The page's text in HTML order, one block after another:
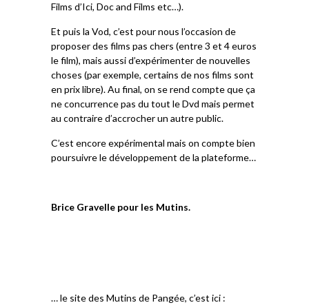
Films d’Ici, Doc and Films etc…).
Et puis la Vod, c’est pour nous l’occasion de
proposer des films pas chers (entre 3 et 4 euros
le film), mais aussi d’expérimenter de nouvelles
choses (par exemple, certains de nos films sont
en prix libre). Au final, on se rend compte que ça
ne concurrence pas du tout le Dvd mais permet
au contraire d’accrocher un autre public.
C’est encore expérimental mais on compte bien
poursuivre le développement de la plateforme…
Brice Gravelle pour les Mutins.
… le site des Mutins de Pangée, c’est ici :